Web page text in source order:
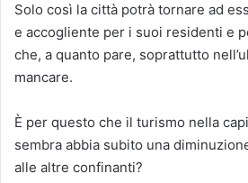
Solo così la città potrà tornare ad
e accogliente per i suoi residenti e
che, a quanto pare, soprattutto
mancare.
È per questo che il turismo nella
sembra abbia subito una
alle altre confinanti?